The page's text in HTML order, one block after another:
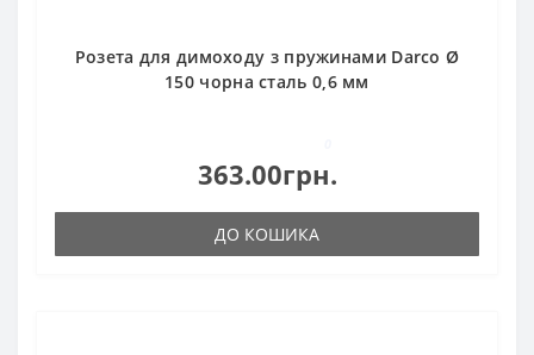
Розета для димоходу з пружинами Darco Ø
150 чорна сталь 0,6 мм
363.00грн.
ДО КОШИКА